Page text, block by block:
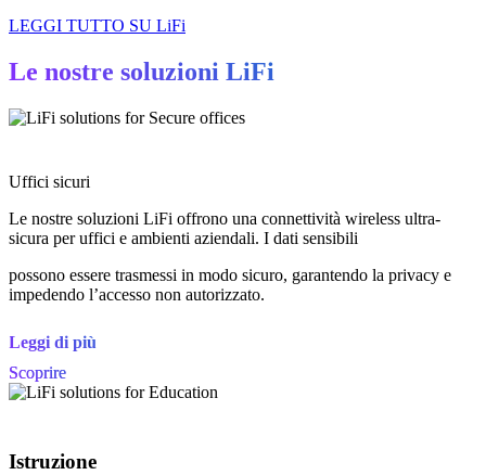
LEGGI TUTTO SU LiFi
Le nostre soluzioni LiFi
Uffici sicuri
Le nostre soluzioni LiFi offrono una connettività wireless ultra-
sicura per uffici e ambienti aziendali. I dati sensibili
Leggi di più
possono essere trasmessi in modo sicuro, garantendo la privacy e
impedendo l’accesso non autorizzato.
Scoprire
Istruzione